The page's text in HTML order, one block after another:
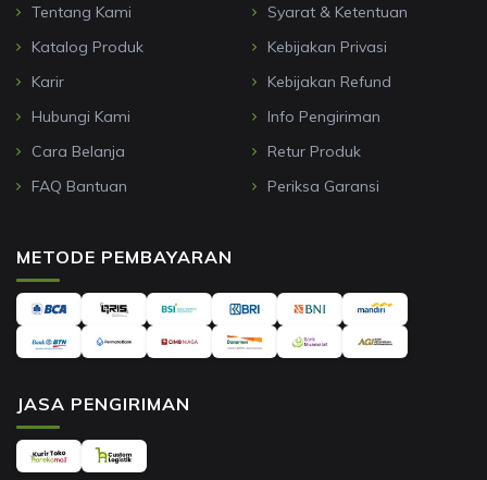
Tentang Kami
Katalog Produk
Karir
Hubungi Kami
Cara Belanja
FAQ Bantuan
Syarat & Ketentuan
Kebijakan Privasi
Kebijakan Refund
Info Pengiriman
Retur Produk
Periksa Garansi
METODE PEMBAYARAN
JASA PENGIRIMAN